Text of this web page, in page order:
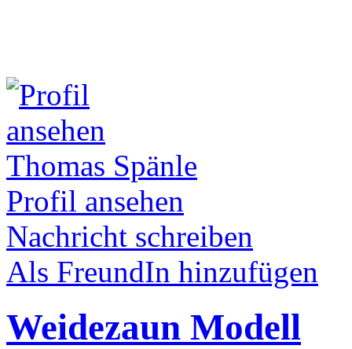
Thomas Spänle
Profil ansehen
Nachricht schreiben
Als FreundIn hinzufügen
Weidezaun Modell